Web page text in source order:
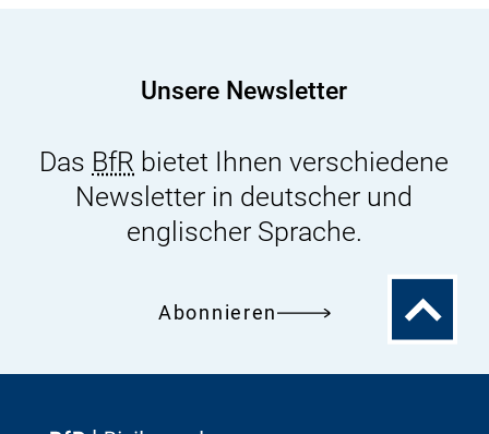
Unsere Newsletter
Das BfR bietet Ihnen verschiedene
Newsletter in deutscher und
englischer Sprache.
Abonnieren
Zum